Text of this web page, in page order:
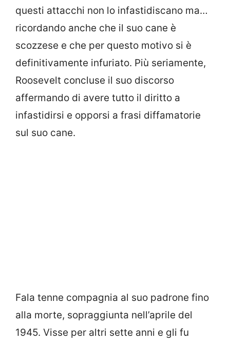
questi attacchi non lo infastidiscano ma…
ricordando anche che il suo cane è
scozzese e che per questo motivo si è
definitivamente infuriato. Più seriamente,
Roosevelt concluse il suo discorso
affermando di avere tutto il diritto a
infastidirsi e opporsi a frasi diffamatorie
sul suo cane.
Fala tenne compagnia al suo padrone fino
alla morte, sopraggiunta nell’aprile del
1945. Visse per altri sette anni e gli fu